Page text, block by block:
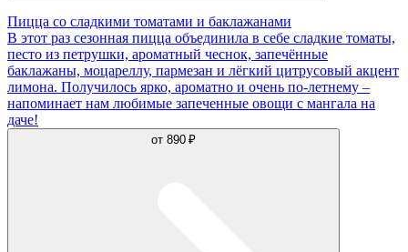
Пицца со сладкими томатами и баклажанами
В этот раз сезонная пицца объединила в себе сладкие томаты,
песто из петрушки, ароматный чеснок, запечённые
баклажаны, моцареллу, пармезан и лёгкий цитрусовый акцент
лимона. Получилось ярко, ароматно и очень по-летнему –
напоминает нам любимые запеченные овощи с мангала на
даче!
от 890 ₽